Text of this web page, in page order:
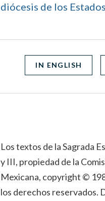
diócesis de los
IN ENGLISH
Los textos de la Sagrada
y III, propiedad de la
Mexicana, copyright ©
los derechos reservados.